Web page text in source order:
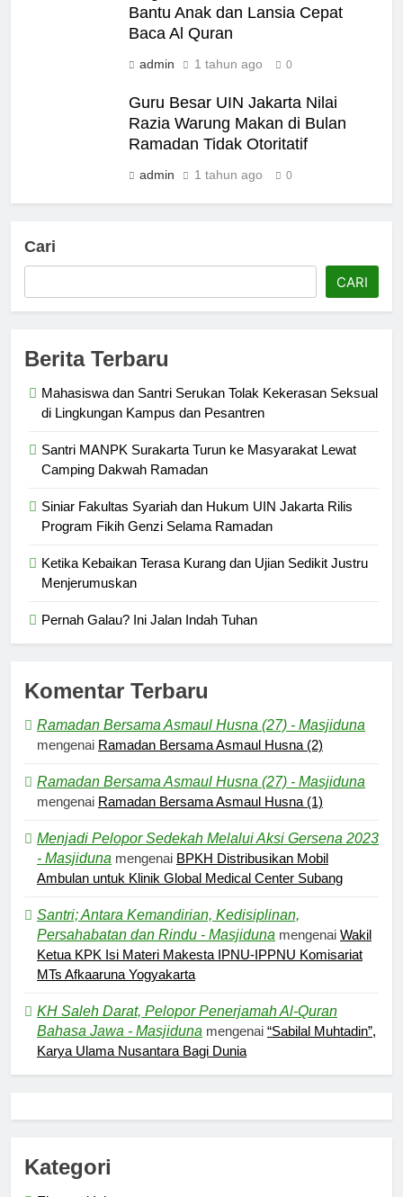
Bantu Anak dan Lansia Cepat
Baca Al Quran
admin 1 tahun ago 0
Guru Besar UIN Jakarta Nilai
Razia Warung Makan di Bulan
Ramadan Tidak Otoritatif
admin 1 tahun ago 0
Cari
CARI
Berita Terbaru
Mahasiswa dan Santri Serukan Tolak Kekerasan Seksual
di Lingkungan Kampus dan Pesantren
Santri MANPK Surakarta Turun ke Masyarakat Lewat
Camping Dakwah Ramadan
Siniar Fakultas Syariah dan Hukum UIN Jakarta Rilis
Program Fikih Genzi Selama Ramadan
Ketika Kebaikan Terasa Kurang dan Ujian Sedikit Justru
Menjerumuskan
Pernah Galau? Ini Jalan Indah Tuhan
Komentar Terbaru
Ramadan Bersama Asmaul Husna (27) - Masjiduna
mengenai Ramadan Bersama Asmaul Husna (2)
Ramadan Bersama Asmaul Husna (27) - Masjiduna
mengenai Ramadan Bersama Asmaul Husna (1)
Menjadi Pelopor Sedekah Melalui Aksi Gersena 2023
- Masjiduna mengenai BPKH Distribusikan Mobil
Ambulan untuk Klinik Global Medical Center Subang
Santri; Antara Kemandirian, Kedisiplinan,
Persahabatan dan Rindu - Masjiduna mengenai Wakil
Ketua KPK Isi Materi Makesta IPNU-IPPNU Komisariat
MTs Afkaaruna Yogyakarta
KH Saleh Darat, Pelopor Penerjamah Al-Quran
Bahasa Jawa - Masjiduna mengenai “Sabilal Muhtadin”,
Karya Ulama Nusantara Bagi Dunia
Kategori